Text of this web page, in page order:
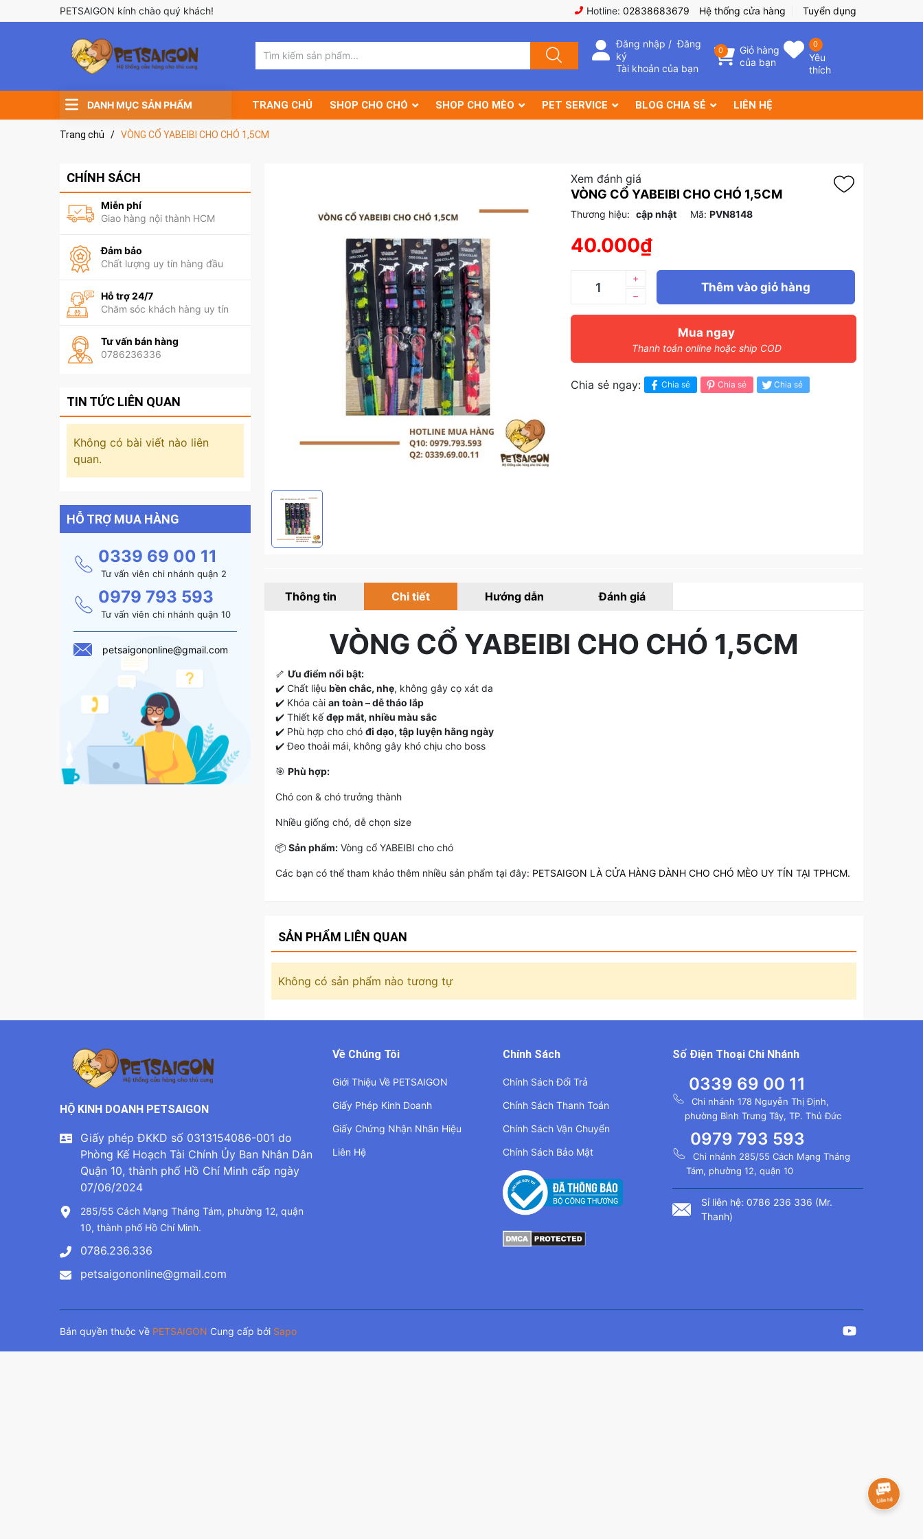
PETSAIGON kính chào quý khách! Hotline: 02838683679 Hệ thống cửa hàng Tuyển dụng
Đăng nhập /Đăng
ký
Tài khoản của bạn
0
Giỏ hàng
của bạn
0
Yêu
thích
DANH MỤC SẢN PHẨM TRANG CHỦ SHOP CHO CHÓ SHOP CHO MÈO PET SERVICE BLOG CHIA SẺ LIÊN HỆ
Trang chủ / VÒNG CỔ YABEIBI CHO CHÓ 1,5CM
Xem đánh giá
VÒNG CỔ YABEIBI CHO CHÓ 1,5CM
Thương hiệu: cập nhật Mã: PVN8148
40.000₫
–
+
Thêm vào giỏ hàng
Mua ngay
Thanh toán online hoặc ship COD
Chia sẻ ngay: Chia sẻ Chia sẻ Chia sẻ
Thông tin Chi tiết Hướng dẫn Đánh giá
VÒNG CỔ YABEIBI CHO CHÓ 1,5CM
🦴 Ưu điểm nổi bật:
✔️ Chất liệu bền chắc, nhẹ, không gây cọ xát da
✔️ Khóa cài an toàn – dễ tháo lắp
✔️ Thiết kếđẹp mắt, nhiều màu sắc
✔️ Phù hợp cho chó đi dạo, tập luyện hằng ngày
✔️ Đeo thoải mái, không gây khó chịu cho boss
🎯 Phù hợp:
Chó con & chó trưởng thành
Nhiều giống chó, dễ chọn size
📦 Sản phẩm:Vòng cổ YABEIBI cho chó
Các bạn có thể tham khảo thêm nhiều sản phẩm tại đây: PETSAIGON LÀ CỬA HÀNG DÀNH CHO CHÓ MÈO UY TÍN TẠI TPHCM.
SẢN PHẨM LIÊN QUAN
Không có sản phẩm nào tương tự
CHÍNH SÁCH
Miễn phí
Giao hàng nội thành HCM
Đảm bảo
Chất lượng uy tín hàng đầu
Hỗ trợ 24/7
Chăm sóc khách hàng uy tín
Tư vấn bán hàng
0786236336
TIN TỨC LIÊN QUAN
Không có bài viết nào liên
quan.
HỖ TRỢ MUA HÀNG
0339 69 00 11
Tư vấn viên chi nhánh quận 2
0979 793 593
Tư vấn viên chi nhánh quận 10
petsaigononline@gmail.com
HỘ KINH DOANH PETSAIGON
Giấy phép ĐKKD số 0313154086-001 do
Phòng Kế Hoạch Tài Chính Ủy Ban Nhân Dân
Quận 10, thành phố Hồ Chí Minh cấp ngày
07/06/2024
285/55 Cách Mạng Tháng Tám, phường 12, quận
10, thành phố Hồ Chí Minh.
0786.236.336
petsaigononline@gmail.com
Về Chúng Tôi
Giới Thiệu Về PETSAIGON
Giấy Phép Kinh Doanh
Giấy Chứng Nhận Nhãn Hiệu
Liên Hệ
Chính Sách
Chính Sách Đổi Trả
Chính Sách Thanh Toán
Chính Sách Vận Chuyển
Chính Sách Bảo Mật
Số Điện Thoại Chi Nhánh
0339 69 00 11
Chi nhánh 178 Nguyễn Thị Định,
phường Bình Trưng Tây, TP. Thủ Đức
0979 793 593
Chi nhánh 285/55 Cách Mạng Tháng
Tám, phường 12, quận 10
Sỉ liên hệ: 0786 236 336 (Mr.
Thanh)
Bản quyền thuộc về PETSAIGON Cung cấp bởi Sapo